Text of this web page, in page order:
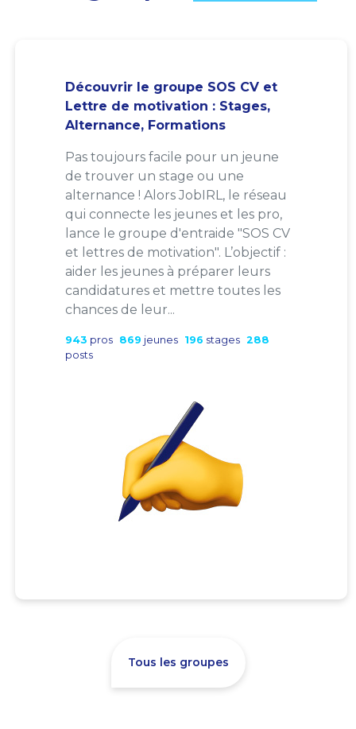
Découvrir le groupe SOS CV et
Lettre de motivation : Stages,
Alternance, Formations
Pas toujours facile pour un jeune
de trouver un stage ou une
alternance ! Alors JobIRL, le réseau
qui connecte les jeunes et les pro,
lance le groupe d'entraide "SOS CV
et lettres de motivation". L’objectif :
aider les jeunes à préparer leurs
candidatures et mettre toutes les
chances de leur...
943 pros 869 jeunes 196 stages 288
posts
Tous les groupes